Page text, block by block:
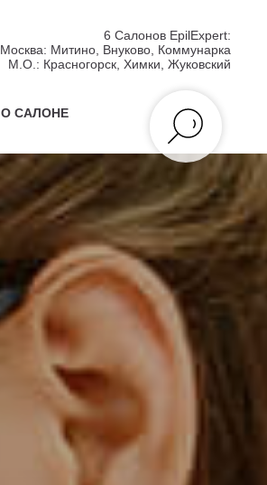
6 Салонов EpilExpert:
Москва: Митино, Внуково, Коммунарка
М.О.: Красногорск, Химки, Жуковский
О САЛОНЕ